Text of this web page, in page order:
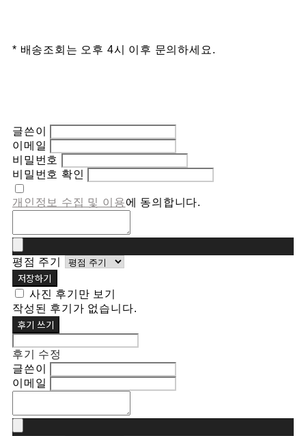
* 배송조회는 오후 4시 이후 문의하세요.
글쓴이
이메일
비밀번호
비밀번호 확인
개인정보 수집 및 이용에 동의합니다.
평점 주기
저장하기
사진 후기만 보기
작성된 후기가 없습니다.
후기 쓰기
후기 수정
글쓴이
이메일